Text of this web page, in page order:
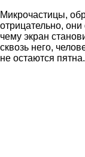
Микрочастицы,
отрицательно, они
чему экран
сквозь него,
не остаются пятна.